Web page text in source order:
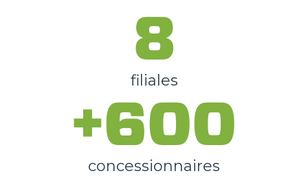
8
filiales
+600
concessionnaires